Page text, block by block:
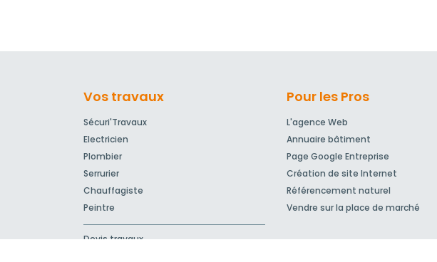
Vos travaux
Sécuri'Travaux
Electricien
Plombier
Serrurier
Chauffagiste
Peintre
Devis travaux
Pour les Pros
L'agence Web
Annuaire bâtiment
Page Google Entreprise
Création de site Internet
Référencement naturel
Vendre sur la place de marché